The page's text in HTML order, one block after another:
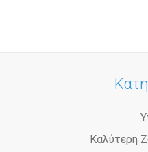
Καλύτερη